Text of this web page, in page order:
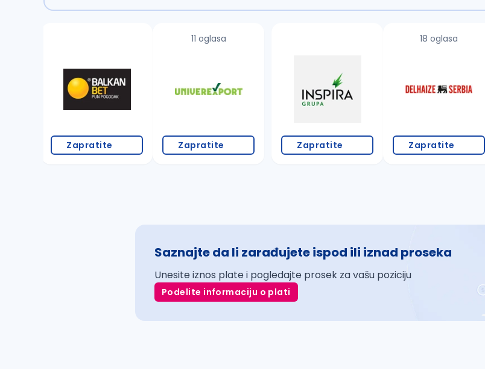
Zapratite
11 oglasa
Zapratite Zapratite
18 oglasa
Zapratite
Saznajte da li zarađujete ispod ili iznad proseka
Unesite iznos plate i pogledajte prosek za vašu poziciju
Podelite informaciju o plati